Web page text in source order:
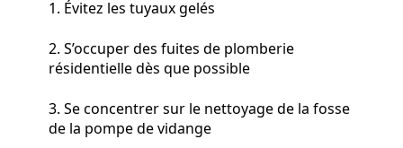
1. Évitez les tuyaux gelés
2. S’occuper des fuites de plomberie
résidentielle dès que possible
3. Se concentrer sur le nettoyage de la fosse
de la pompe de vidange